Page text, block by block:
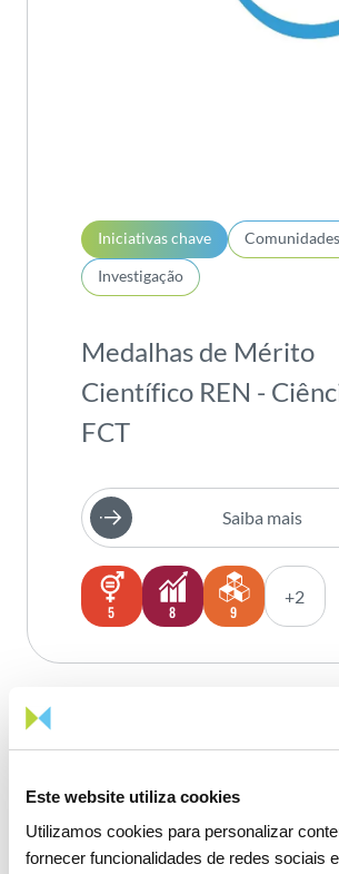
Este website utiliza cookies
Utilizamos cookies para personalizar
fornecer funcionalidades de redes sociais
Iniciativas chave
Investigação
Medalhas de Mérito
Científico REN -
FCT
Saiba mais
5 8 9
+2